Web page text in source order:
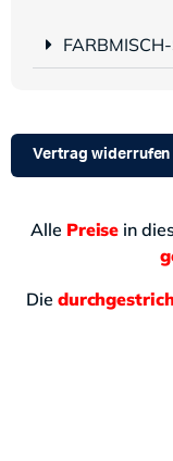
Vertrag widerrufen
Alle Preise in
Die